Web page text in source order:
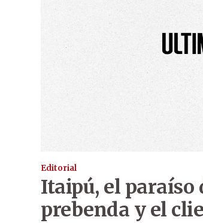
Editorial
Itaipú, el paraíso
prebenda y el